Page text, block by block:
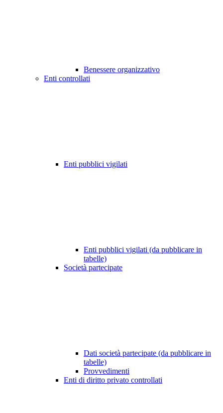
Benessere organizzativo
Enti controllati
Enti pubblici vigilati
Enti pubblici vigilati (da pubblicare in
tabelle)
Società partecipate
Dati società partecipate (da pubblicare in
tabelle)
Provvedimenti
Enti di diritto privato controllati